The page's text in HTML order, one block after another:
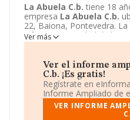
La Abuela C.b. tiene 18
empresa La Abuela C.b.
22, Baiona, Pontevedra.
C.b.es Comunidad de
Ver más
Ver el informe
C.b. ¡Es gratis!
Regístrate en
Informe Ampliado de
VER INFORME